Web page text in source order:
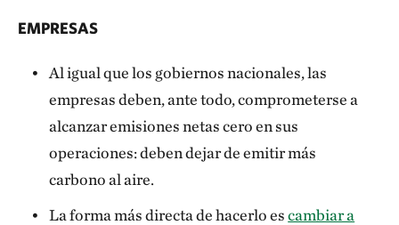
EMPRESAS
Al igual que los gobiernos nacionales, las
empresas deben, ante todo, comprometerse a
alcanzar emisiones netas cero en sus
operaciones: deben dejar de emitir más
carbono al aire.
La forma más directa de hacerlo escambiar a